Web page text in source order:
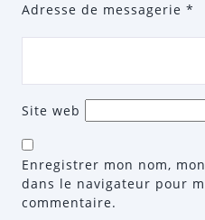
Adresse de messagerie *
Site web
Enregistrer mon nom,
dans le navigateur pour
commentaire.